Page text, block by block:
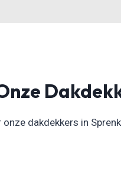
dakdekkers in